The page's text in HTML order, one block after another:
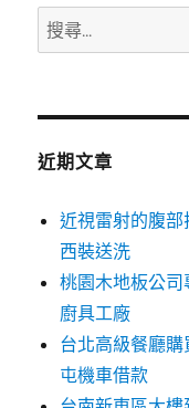
搜
尋
鍵
近期文章
近視雷射的腹
西裝送洗
桃園木地板公
廚具工廠
台北高級餐廳
屯機車借款